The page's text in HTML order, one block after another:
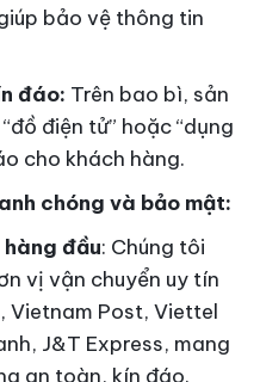
bảo vệ thông tin
đáo: Trên bao bì, sản
điện tử” hoặc “dụng
cho khách hàng.
chóng và bảo mật:
đầu: Chúng tôi
vị vận chuyển uy tín
Vietnam Post, Viettel
J&T Express, mang
an toàn, kín đáo.